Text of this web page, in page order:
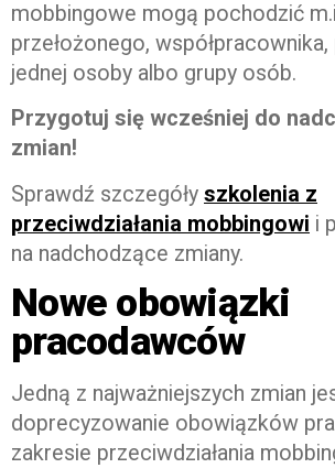
mobbingowe mogą pochodzić
przełożonego, współpracownika,
jednej osoby albo grupy osób.
Przygotuj się wcześniej do
zmian!
Sprawdź szczegóły szkolenia z
przeciwdziałania mobbingowi i
na nadchodzące zmiany.
Nowe obowiązki
pracodawców
Jedną z najważniejszych zmian
doprecyzowanie obowiązków
zakresie przeciwdziałania